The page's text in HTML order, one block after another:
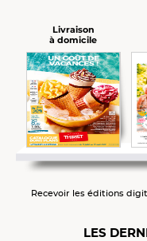
Livraison
à domicile
Recevoir les éditions
LES